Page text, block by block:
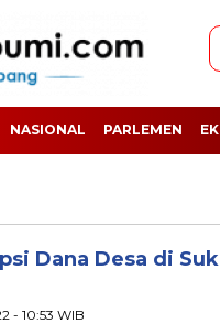
NASIONAL PARLEMEN
Dana Desa di
- 10:53 WIB